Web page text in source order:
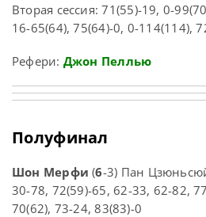
Вторая сессия: 71(55)-19, 0-
16-65(64), 75(64)-0, 0-114(114),
Рефери: Джон Пеллью
Полуфинал
Шон Мерфи (6-3) Пан
30-78, 72(59)-65, 62-33, 62-82,
70(62), 73-24, 83(83)-0